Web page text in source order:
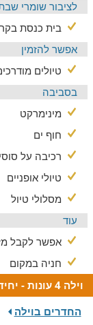
לציבור שומרי
בית כנסת
אפשר להזמין
טיולים
בסביבה
מינימרקט
חוף ים
רכיבה על
טיולי אופניים
מסלולי טיול
עוד
אפשר לקבל
חניה במקום
וילה 4 עונות - יחידות אירוח
החדרים בוילה